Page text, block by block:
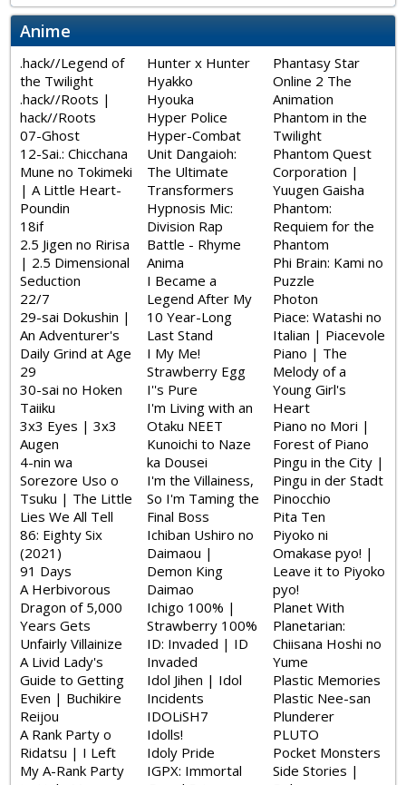
Anime
.hack//Legend of
the Twilight
.hack//Roots |
hack//Roots
07-Ghost
12-Sai.: Chicchana
Mune no Tokimeki
| A Little Heart-
Poundin
18if
2.5 Jigen no Ririsa
| 2.5 Dimensional
Seduction
22/7
29-sai Dokushin |
An Adventurer's
Daily Grind at Age
29
30-sai no Hoken
Taiiku
3x3 Eyes | 3x3
Augen
4-nin wa
Sorezore Uso o
Tsuku | The Little
Lies We All Tell
86: Eighty Six
(2021)
91 Days
A Herbivorous
Dragon of 5,000
Years Gets
Unfairly Villainize
A Livid Lady's
Guide to Getting
Even | Buchikire
Reijou
A Rank Party o
Ridatsu | I Left
My A-Rank Party
Hunter x Hunter
Hyakko
Hyouka
Hyper Police
Hyper-Combat
Unit Dangaioh:
The Ultimate
Transformers
Hypnosis Mic:
Division Rap
Battle - Rhyme
Anima
I Became a
Legend After My
10 Year-Long
Last Stand
I My Me!
Strawberry Egg
I''s Pure
I'm Living with an
Otaku NEET
Kunoichi to Naze
ka Dousei
I'm the Villainess,
So I'm Taming the
Final Boss
Ichiban Ushiro no
Daimaou |
Demon King
Daimao
Ichigo 100% |
Strawberry 100%
ID: Invaded | ID
Invaded
Idol Jihen | Idol
Incidents
IDOLiSH7
Idolls!
Idoly Pride
IGPX: Immortal
Phantasy Star
Online 2 The
Animation
Phantom in the
Twilight
Phantom Quest
Corporation |
Yuugen Gaisha
Phantom:
Requiem for the
Phantom
Phi Brain: Kami no
Puzzle
Photon
Piace: Watashi no
Italian | Piacevole
Piano | The
Melody of a
Young Girl's
Heart
Piano no Mori |
Forest of Piano
Pingu in the City |
Pingu in der Stadt
Pinocchio
Pita Ten
Piyoko ni
Omakase pyo! |
Leave it to Piyoko
pyo!
Planet With
Planetarian:
Chiisana Hoshi no
Yume
Plastic Memories
Plastic Nee-san
Plunderer
PLUTO
Pocket Monsters
Side Stories |